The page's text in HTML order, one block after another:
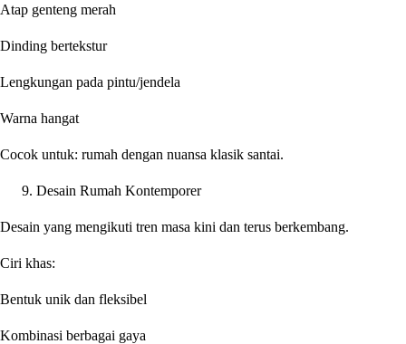
Atap genteng merah
Dinding bertekstur
Lengkungan pada pintu/jendela
Warna hangat
Cocok untuk: rumah dengan nuansa klasik santai.
Desain Rumah Kontemporer
Desain yang mengikuti tren masa kini dan terus berkembang.
Ciri khas:
Bentuk unik dan fleksibel
Kombinasi berbagai gaya